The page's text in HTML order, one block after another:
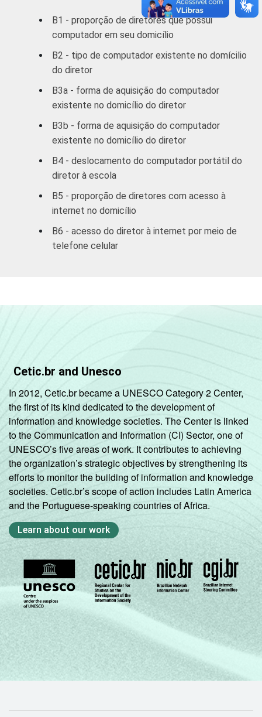
Norte /
Centro-
Oeste
71
Sudeste 81
Sul 80
ADMINISTRATIVA
Municipal
81
Pública
Estadual
80
Total
INTERNET
INSTALADA NO
LABORATÓRIO
DE INFORMÁTICA
Tem 77
Não tem 79
1Base: 611 diretores que possuem
computador em casa. Respostas múltiplas e
estimuladas.
Fonte: NIC.br - out/dez 2011
B1 - proporção de diretores que possui
computador em seu domicílio
B2 - tipo de computador existente no domícilio
do diretor
B3a - forma de aquisição do computador
existente no domicílio do diretor
B3b - forma de aquisição do computador
existente no domicílio do diretor
B4 - deslocamento do computador portátil do
diretor à escola
B5 - proporção de diretores com acesso à
internet no domicílio
B6 - acesso do diretor à internet por meio de
telefone celular
Cetic.br and Unesco
In 2012, Cetic.br became a UNESCO Category 2 Center,
the first of its kind dedicated to the development of
information and knowledge societies. The Center is linked
to the Communication and Information (CI) Sector, one of
UNESCO’s five areas of work. It contributes to achieving
the organization’s strategic objectives by strengthening its
efforts to monitor the building of information and knowledge
societies. Cetic.br’s scope of action includes Latin America
and the Portuguese-speaking countries of Africa.
Learn about our work